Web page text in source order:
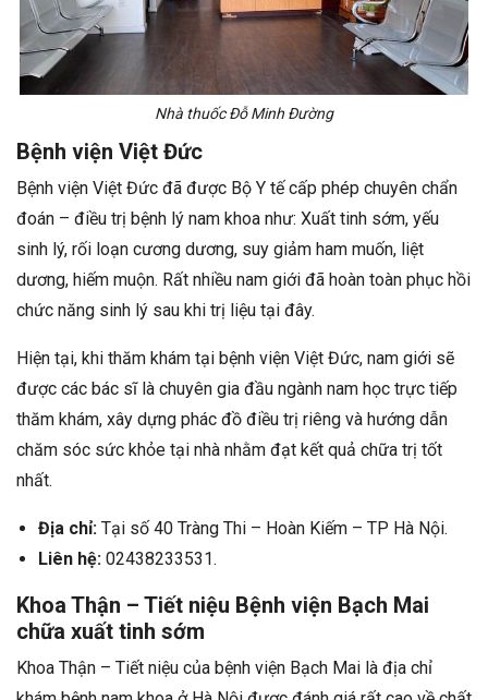
Nhà thuốc Đỗ Minh Đường
Bệnh viện Việt Đức
Bệnh viện Việt Đức đã được Bộ Y tế cấp phép chuyên chẩn
đoán – điều trị bệnh lý nam khoa như: Xuất tinh sớm, yếu
sinh lý, rối loạn cương dương, suy giảm ham muốn, liệt
dương, hiếm muộn. Rất nhiều nam giới đã hoàn toàn phục hồi
chức năng sinh lý sau khi trị liệu tại đây.
Hiện tại, khi thăm khám tại bệnh viện Việt Đức, nam giới sẽ
được các bác sĩ là chuyên gia đầu ngành nam học trực tiếp
thăm khám, xây dựng phác đồ điều trị riêng và hướng dẫn
chăm sóc sức khỏe tại nhà nhằm đạt kết quả chữa trị tốt
nhất.
Địa chỉ: Tại số 40 Tràng Thi – Hoàn Kiếm – TP Hà Nội.
Liên hệ: 02438233531.
chữa xuất tinh sớm